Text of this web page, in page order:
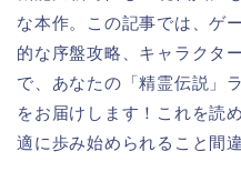
な本作。この記事では、ゲ
的な序盤攻略、キャラクタ
で、あなたの「精霊伝説」
をお届けします！これを読
適に歩み始められること間